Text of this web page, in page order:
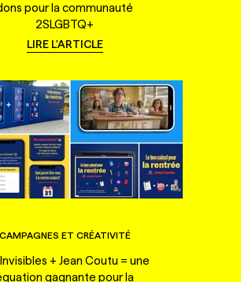
pour la communauté
2SLGBTQ+
LIRE L'ARTICLE
CAMPAGNES ET CRÉATIVITÉ
+ Jean Coutu = une
gagnante pour la